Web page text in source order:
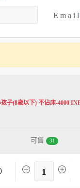
E m a i l
孩子(8歲以下) 不佔床-4000
可售 31
1